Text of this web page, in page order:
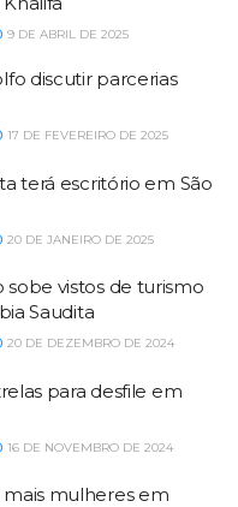
9 DE ABRIL DE 2025
discutir parcerias
17 DE FEVEREIRO DE 2025
terá escritório em São
20 DE JANEIRO DE 2025
vistos de turismo
Saudita
20 DE DEZEMBRO DE 2024
para desfile em
16 DE NOVEMBRO DE 2024
mulheres em